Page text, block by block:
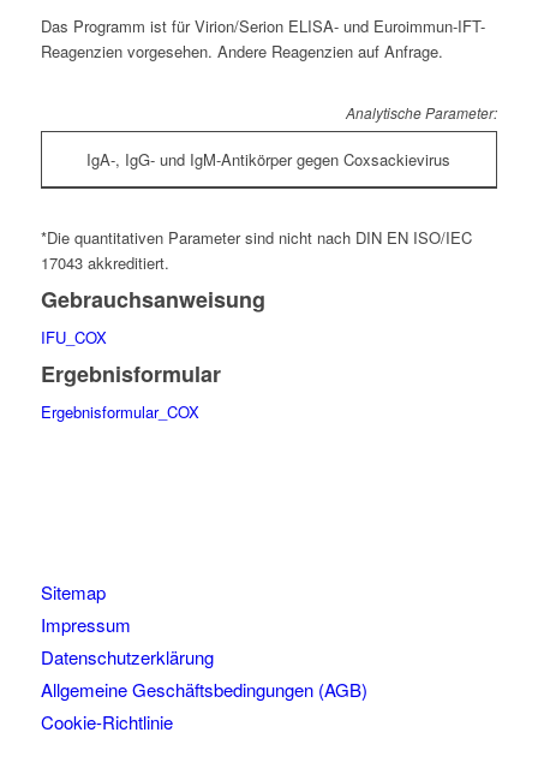
Das Programm ist für Virion/Serion ELISA- und Euroimmun-IFT-
Reagenzien vorgesehen. Andere Reagenzien auf Anfrage.
Analytische Parameter:
IgA-, IgG- und IgM-Antikörper gegen Coxsackievirus
*Die quantitativen Parameter sind nicht nach DIN EN ISO/IEC
17043 akkreditiert.
Gebrauchsanweisung
IFU_COX
Ergebnisformular
Ergebnisformular_COX
Sitemap
Impressum
Datenschutzerklärung
Allgemeine Geschäftsbedingungen (AGB)
Cookie-Richtlinie